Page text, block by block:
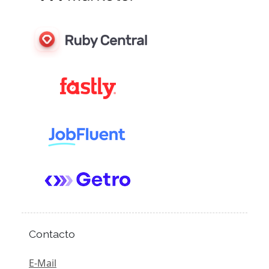
Contacto
E-Mail